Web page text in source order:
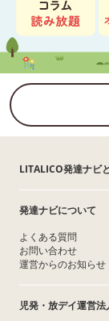
LITALICO発達ナビ
発達ナビについて
よくある質問
お問い合わせ
運営からのお知らせ
児発・放デイ運営